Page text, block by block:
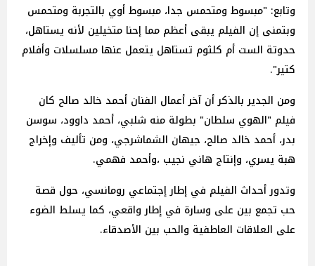
وتابع: "مبسوط ومتحمس جدا، مبسوط أوي بالتجربة ومتحمس
وبتمنى إن الفيلم يبقى أعظم مما إحنا متخيلين لأنه يستاهل،
حدوتة الست أم كلثوم تستاهل يتعمل عنها مسلسلات وأفلام
كتير".
ومن الجدير بالذكر أن آخر أعمال الفنان أحمد خالد صالح كان
فيلم "الهوي سلطان" بطولة منه شلبي، أحمد داوود، سوسن
بدر، أحمد خالد صالح، جيهان الشماشرجي، ومن تأليف وإخراج
هبة يسري، وإنتاج هاني نجيب ،وأحمد فهمي.
وتدور أحداث الفيلم في إطار إجتماعي رومانسي، حول قصة
حب تجمع بين على وسارة في إطار واقعي، كما يسلط الضوء
على العلاقات العاطفية والحب بين الأصدقاء.